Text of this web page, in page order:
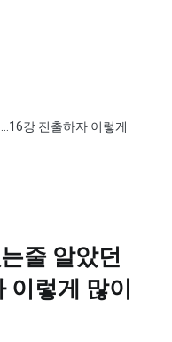
강 진출하자 이렇게
줄 알았던
이렇게 많이